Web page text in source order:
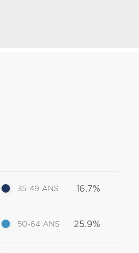
35-49 ANS 16.7%
50-64 ANS 25.9%